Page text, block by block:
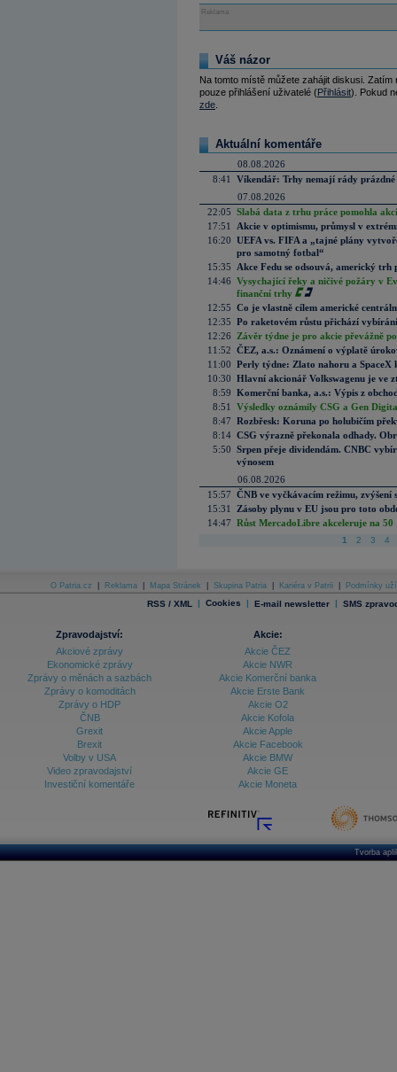
Reklama
Váš názor
Na tomto místě můžete zahájit diskusi.
pouze přihlášení uživatelé (Přihlásit). Pokud
zde
Aktuální komentáře
08.08.2026
8:41
Víkendář: Trhy nemají rády prázdné
07.08.2026
22:05 Slabá data z trhu práce pomohla
17:51
Akcie v optimismu, průmysl v
16:20 UEFA vs. FIFA a „tajné plány
pro samotný fotbal“
15:35
Akce Fedu se odsouvá, americký
14:46 Vysychající řeky a ničivé požáry v
finanční trhy
12:55 Co je vlastně cílem americké
12:35 Po raketovém růstu přichází
12:26
Závěr týdne je pro akcie převážně
11:52 ČEZ, a.s.: Oznámení o výplatě
11:00 Perly týdne: Zlato nahoru a SpaceX
10:30 Hlavní akcionář Volkswagenu je ve
8:59 Komerční banka, a.s.: Výpis z
8:51
Výsledky oznámily CSG a Gen
8:47 Rozbřesk: Koruna po holubičím
8:14 CSG výrazně překonala odhady.
5:50 Srpen přeje dividendám. CNBC
výnosem
06.08.2026
15:57 ČNB ve vyčkávacím režimu, zvýšení
15:31
Zásoby plynu v EU jsou pro toto
14:47 Růst MercadoLibre akceleruje na
1 2 3 4
O Patria.cz Reklama Mapa Stránek Skupina Patria Kariéra v Patrii Podmínky
RSS / XML | Cookies | E-mail newsletter | SMS
Zpravodajství:
Akciové zprávy
Ekonomické zprávy
Zprávy o měnách a sazbách
Zprávy o komoditách
Zprávy o HDP
ČNB
Grexit
Brexit
Volby v USA
Video zpravodajství
Investiční komentáře
Akcie:
Akcie ČEZ
Akcie NWR
Akcie Komerční banka
Akcie Erste Bank
Akcie O2
Akcie Kofola
Akcie Apple
Akcie Facebook
Akcie BMW
Akcie GE
Akcie Moneta
Tvorba